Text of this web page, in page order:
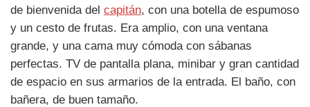
de bienvenida del capitán, con una botella de espumoso
y un cesto de frutas. Era amplio, con una ventana
grande, y una cama muy cómoda con sábanas
perfectas. TV de pantalla plana, minibar y gran cantidad
de espacio en sus armarios de la entrada. El baño, con
bañera, de buen tamaño.